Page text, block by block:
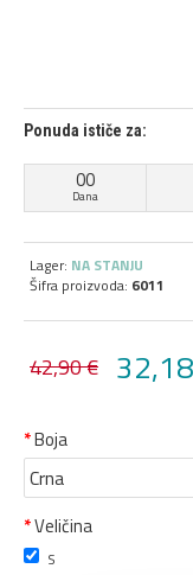
Ponuda ističe za:
00
Dana
42,90 €
Lager: NA STANJU
Šifra proizvoda: 6011
Boja
Veličina
S